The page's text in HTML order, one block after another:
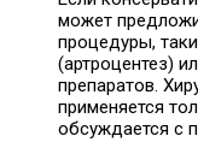
может
процедуры,
(артроцентез)
препаратов.
применяется
обсуждается с